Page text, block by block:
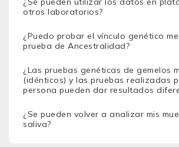
otros laboratorios?
¿Puedo probar el vínculo genético
prueba de Ancestralidad?
¿Las pruebas genéticas de gemelos
(idénticos) y las pruebas realizadas
persona pueden dar resultados
¿Se pueden volver a analizar mis
saliva?